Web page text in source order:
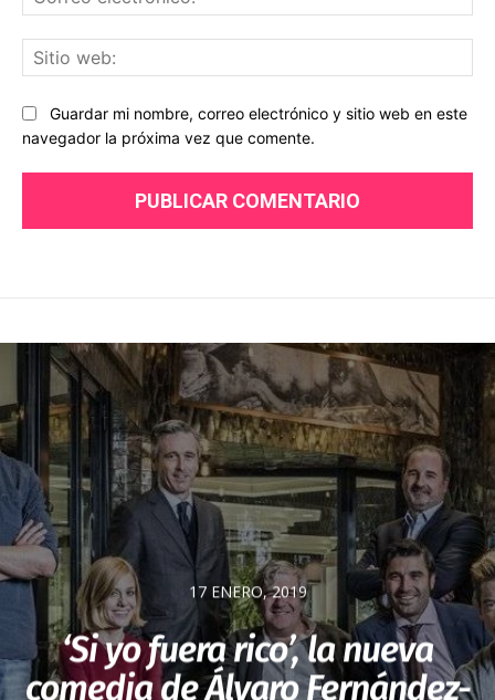
Guardar mi nombre, correo electrónico y sitio web en este
navegador la próxima vez que comente.